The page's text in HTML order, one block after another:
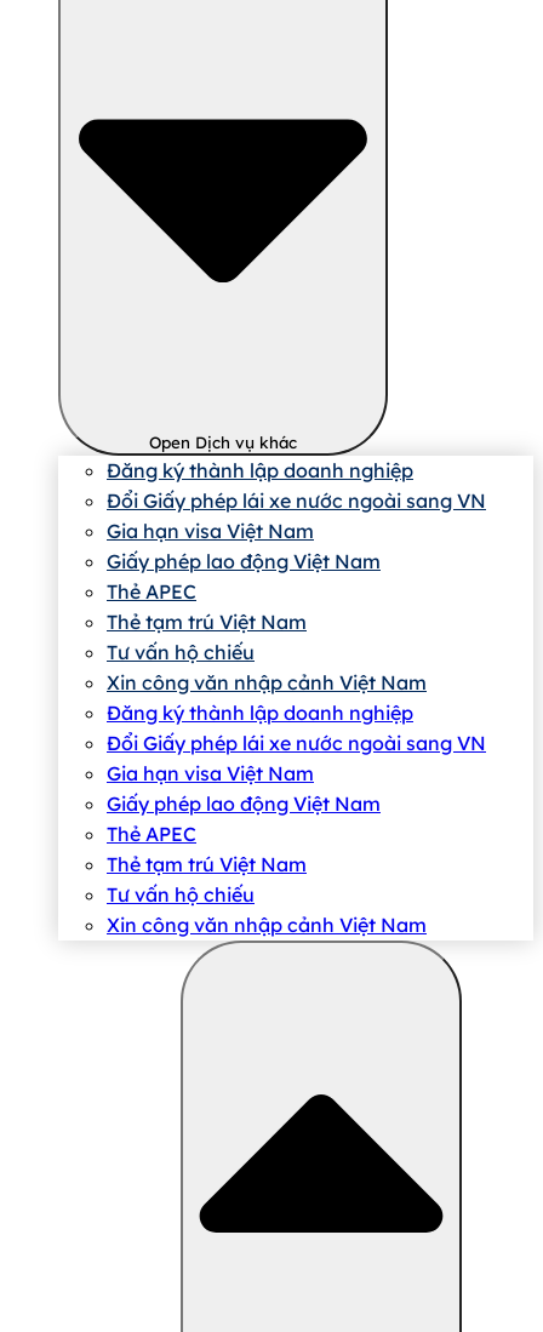
Open Dịch vụ khác
Đăng ký thành lập doanh nghiệp
Đổi Giấy phép lái xe nước ngoài sang VN
Gia hạn visa Việt Nam
Giấy phép lao động Việt Nam
Thẻ APEC
Thẻ tạm trú Việt Nam
Tư vấn hộ chiếu
Xin công văn nhập cảnh Việt Nam
Đăng ký thành lập doanh nghiệp
Đổi Giấy phép lái xe nước ngoài sang VN
Gia hạn visa Việt Nam
Giấy phép lao động Việt Nam
Thẻ APEC
Thẻ tạm trú Việt Nam
Tư vấn hộ chiếu
Xin công văn nhập cảnh Việt Nam